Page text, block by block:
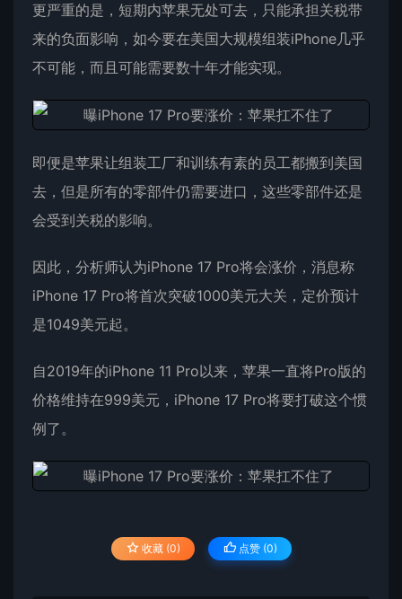
更严重的是，短期内苹果无处可去，只能承担关税带
来的负面影响，如今要在美国大规模组装iPhone几乎
不可能，而且可能需要数十年才能实现。
即便是苹果让组装工厂和训练有素的员工都搬到美国
去，但是所有的零部件仍需要进口，这些零部件还是
会受到关税的影响。
因此，分析师认为iPhone 17 Pro将会涨价，消息称
iPhone 17 Pro将首次突破1000美元大关，定价预计
是1049美元起。
自2019年的iPhone 11 Pro以来，苹果一直将Pro版的
价格维持在999美元，iPhone 17 Pro将要打破这个惯
例了。
收藏 (0) 点赞 (0)